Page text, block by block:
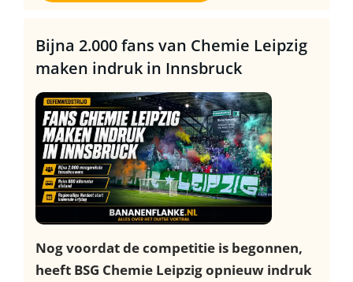
Bijna 2.000 fans van Chemie Leipzig
maken indruk in Innsbruck
Nog voordat de competitie is begonnen,
heeft BSG Chemie Leipzig opnieuw indruk